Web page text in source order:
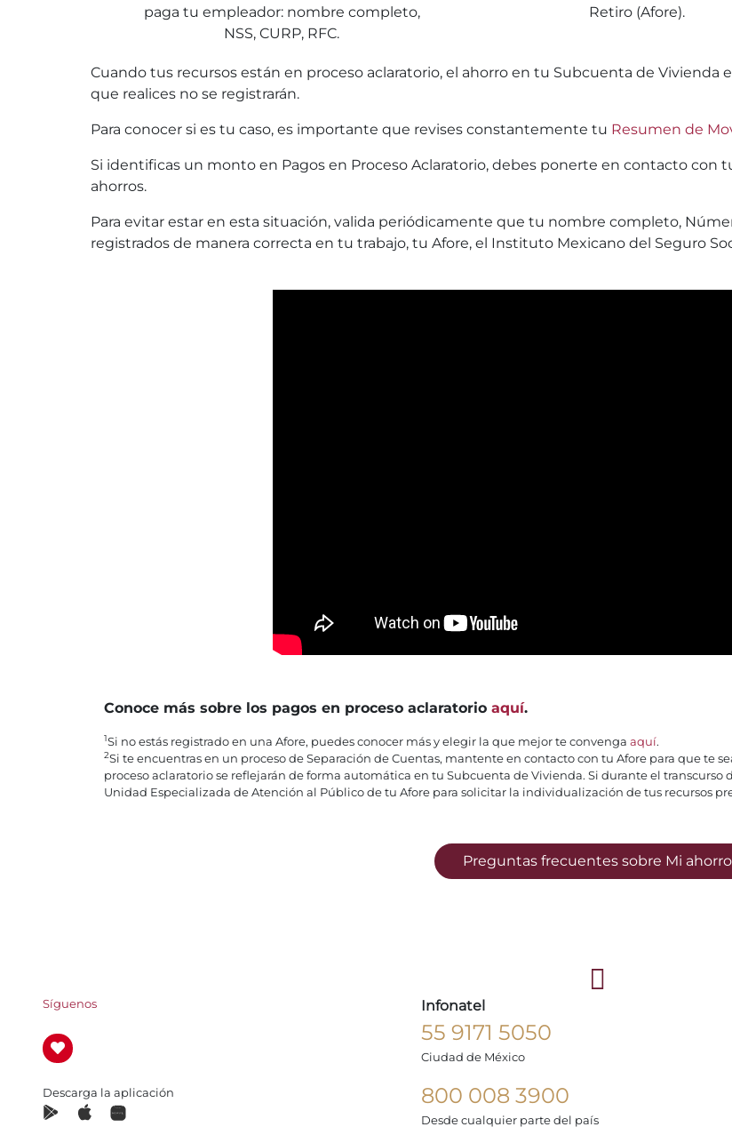
paga tu empleador: nombre completo,
NSS, CURP, RFC.
Retiro (Afore).
Cuando tus recursos están en proceso aclaratorio, el ahorro en tu Subcuenta de Vivienda
que realices no se registrarán.
Para conocer si es tu caso, es importante que revises constantemente tu Resumen de
Si identificas un monto en Pagos en Proceso Aclaratorio, debes ponerte en contacto con
ahorros.
Para evitar estar en esta situación, valida periódicamente que tu nombre completo,
registrados de manera correcta en tu trabajo, tu Afore, el Instituto Mexicano del Seguro
Conoce más sobre los pagos en proceso aclaratorio aquí.
1Si no estás registrado en una Afore, puedes conocer más y elegir la que mejor te convenga aquí.
2Si te encuentras en un proceso de Separación de Cuentas, mantente en contacto con tu Afore para que te
proceso aclaratorio se reflejarán de forma automática en tu Subcuenta de Vivienda. Si durante el transcurso
Unidad Especializada de Atención al Público de tu Afore para solicitar la individualización de tus recursos
Preguntas frecuentes sobre Mi ahorro
Síguenos
Descarga la aplicación
Infonatel
55 9171 5050
Ciudad de México
800 008 3900
Desde cualquier parte del país